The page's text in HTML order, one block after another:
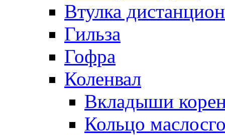
Втулка
Гильза
Гофра
Коленвал
Вкладыши
Кольцо